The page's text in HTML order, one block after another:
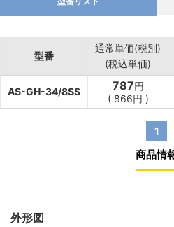
型番
通常単価(税別)
(税込単価)
AS-GH-34/8SS 787円
( 866円 )
1
商品情
外形図